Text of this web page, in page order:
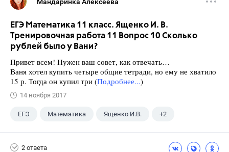
ЕГЭ Математика 11 класс. Ященко И. В.
Тренировочная работа 11 Вопрос 10 Сколько
рублей было у Вани?
Привет всем! Нужен ваш совет, как отвечать…
Ваня хотел купить четыре общие тетради, но ему не хватило
15 р. Тогда он купил три (Подробнее...)
14 ноября 2017
ЕГЭ Математика Ященко И.В. +2
2 ответа